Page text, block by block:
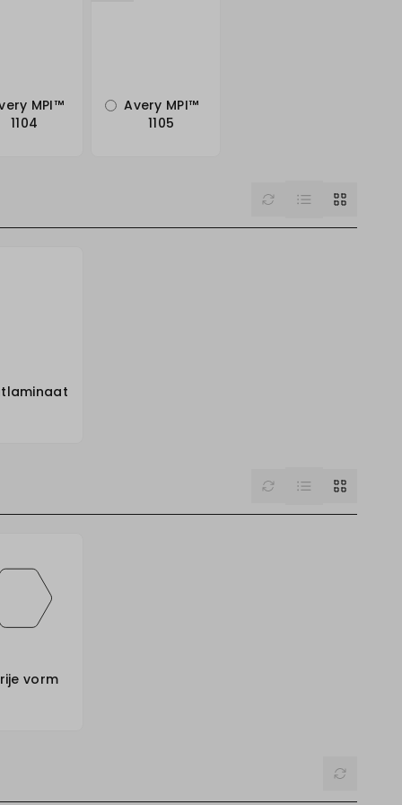
MPI™
1104
Avery MPI™
1105
Reset Grid
Reset List Grid
vorm
Reset